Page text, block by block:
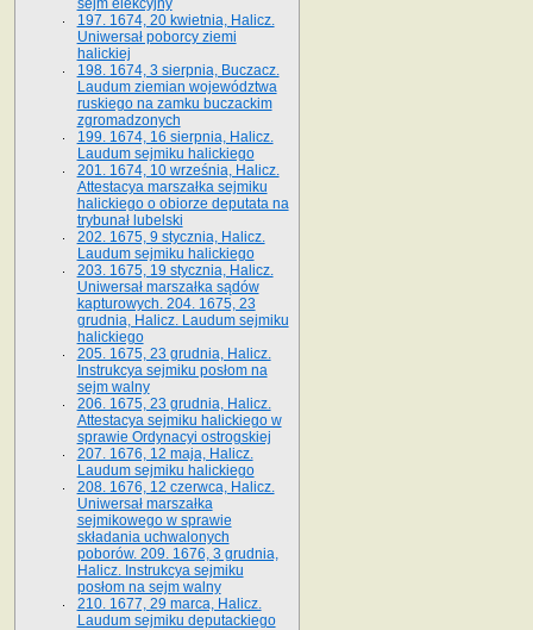
sejm elekcyjny
197. 1674, 20 kwietnia, Halicz.
Uniwersał poborcy ziemi
halickiej
198. 1674, 3 sierpnia, Buczacz.
Laudum ziemian województwa
ruskiego na zamku buczackim
zgromadzonych
199. 1674, 16 sierpnia, Halicz.
Laudum sejmiku halickiego
201. 1674, 10 września, Halicz.
Attestacya marszałka sejmiku
halickiego o obiorze deputata na
trybunał lubelski
202. 1675, 9 stycznia, Halicz.
Laudum sejmiku halickiego
203. 1675, 19 stycznia, Halicz.
Uniwersał marszałka sądów
kapturowych. 204. 1675, 23
grudnia, Halicz. Laudum sejmiku
halickiego
205. 1675, 23 grudnia, Halicz.
Instrukcya sejmiku posłom na
sejm walny
206. 1675, 23 grudnia, Halicz.
Attestacya sejmiku halickiego w
sprawie Ordynacyi ostrogskiej
207. 1676, 12 maja, Halicz.
Laudum sejmiku halickiego
208. 1676, 12 czerwca, Halicz.
Uniwersał marszałka
sejmikowego w sprawie
składania uchwalonych
poborów. 209. 1676, 3 grudnia,
Halicz. Instrukcya sejmiku
posłom na sejm walny
210. 1677, 29 marca, Halicz.
Laudum sejmiku deputackiego